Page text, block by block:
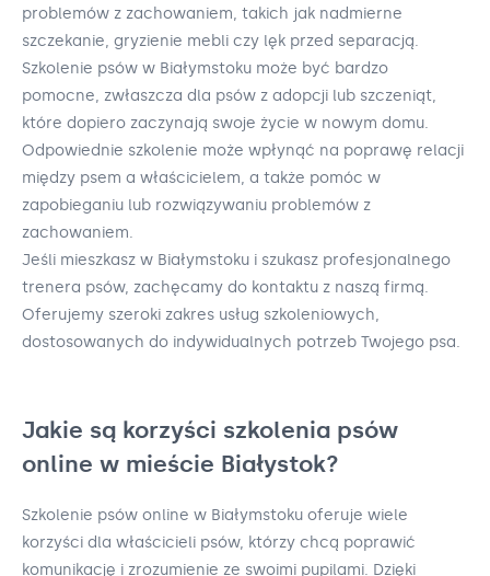
problemów z zachowaniem, takich jak nadmierne
szczekanie, gryzienie mebli czy lęk przed separacją.
Szkolenie psów w Białymstoku może być bardzo
pomocne, zwłaszcza dla psów z adopcji lub szczeniąt,
które dopiero zaczynają swoje życie w nowym domu.
Odpowiednie szkolenie może wpłynąć na poprawę relacji
między psem a właścicielem, a także pomóc w
zapobieganiu lub rozwiązywaniu problemów z
zachowaniem.
Jeśli mieszkasz w Białymstoku i szukasz profesjonalnego
trenera psów, zachęcamy do kontaktu z naszą firmą.
Oferujemy szeroki zakres usług szkoleniowych,
dostosowanych do indywidualnych potrzeb Twojego psa.
Jakie są korzyści szkolenia psów
online w mieście Białystok?
Szkolenie psów online w Białymstoku oferuje wiele
korzyści dla właścicieli psów, którzy chcą poprawić
komunikację i zrozumienie ze swoimi pupilami. Dzięki